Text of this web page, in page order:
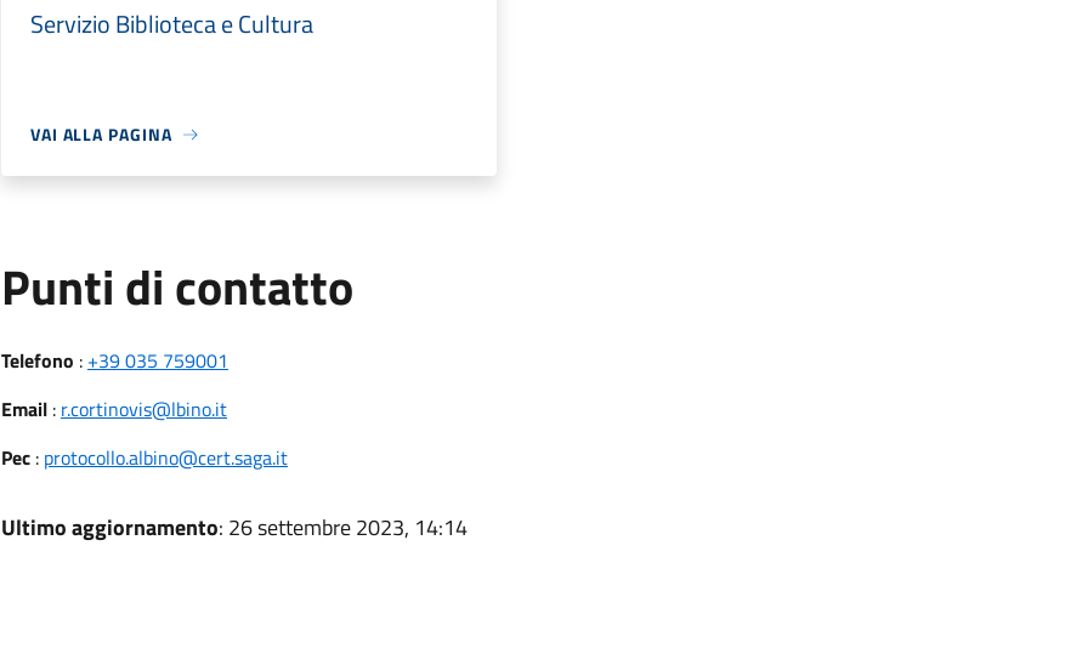
Servizio Biblioteca e Cultura
VAI ALLA PAGINA
Punti di contatto
Telefono : +39 035 759001
Email: r.cortinovis@lbino.it
Pec: protocollo.albino@cert.saga.it
Ultimo aggiornamento: 26 settembre 2023, 14:14